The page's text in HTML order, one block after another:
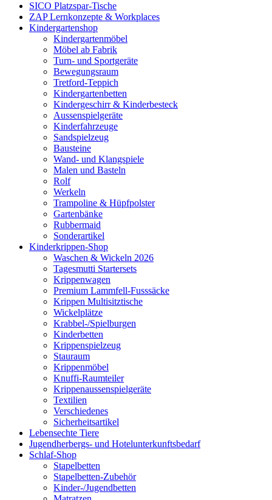
SICO Platzspar-Tische
ZAP Lernkonzepte & Workplaces
Kindergartenshop
Kindergartenmöbel
Möbel ab Fabrik
Turn- und Sportgeräte
Bewegungsraum
Tretford-Teppich
Kindergartenbetten
Kindergeschirr & Kinderbesteck
Aussenspielgeräte
Kinderfahrzeuge
Sandspielzeug
Bausteine
Wand- und Klangspiele
Malen und Basteln
Rolf
Werkeln
Trampoline & Hüpfpolster
Gartenbänke
Rubbermaid
Sonderartikel
Kinderkrippen-Shop
Waschen & Wickeln 2026
Tagesmutti Startersets
Krippenwagen
Premium Lammfell-Fusssäcke
Krippen Multisitztische
Wickelplätze
Krabbel-/Spielburgen
Kinderbetten
Krippenspielzeug
Stauraum
Krippenmöbel
Knuffi-Raumteiler
Krippenaussenspielgeräte
Textilien
Verschiedenes
Sicherheitsartikel
Lebensechte Tiere
Jugendherbergs- und Hotelunterkunftsbedarf
Schlaf-Shop
Stapelbetten
Stapelbetten-Zubehör
Kinder-/Jugendbetten